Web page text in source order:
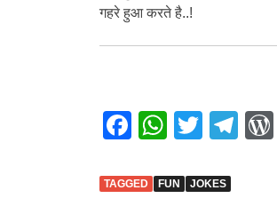
गहरे हुआ करते है..!
F
c
W
at
T
tt
T
TAGGED FUN JOKES